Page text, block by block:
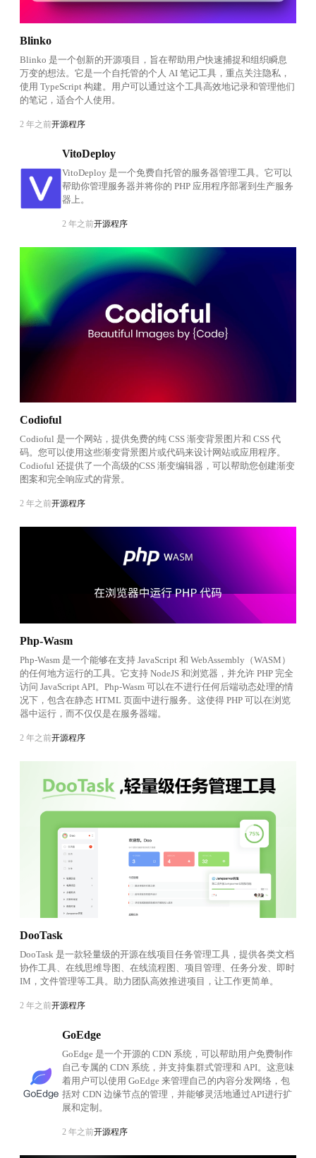
Blinko
Blinko 是一个创新的开源项目，旨在帮助用户快速捕捉和组织瞬息
万变的想法。它是一个自托管的个人 AI 笔记工具，重点关注隐私，
使用 TypeScript 构建。用户可以通过这个工具高效地记录和管理他们
的笔记，适合个人使用。
2 年之前开源程序
VitoDeploy
VitoDeploy 是一个免费自托管的服务器管理工具。它可以
帮助你管理服务器并将你的 PHP 应用程序部署到生产服务
器上。
2 年之前开源程序
Codioful
Codioful 是一个网站，提供免费的纯 CSS 渐变背景图片和 CSS 代
码。您可以使用这些渐变背景图片或代码来设计网站或应用程序。
Codioful 还提供了一个高级的CSS 渐变编辑器，可以帮助您创建渐变
图案和完全响应式的背景。
2 年之前开源程序
Php-Wasm
Php-Wasm 是一个能够在支持 JavaScript 和 WebAssembly（WASM）
的任何地方运行的工具。它支持 NodeJS 和浏览器，并允许 PHP 完全
访问 JavaScript API。Php-Wasm 可以在不进行任何后端动态处理的情
况下，包含在静态 HTML 页面中进行服务。这使得 PHP 可以在浏览
器中运行，而不仅仅是在服务器端。
2 年之前开源程序
DooTask
DooTask 是一款轻量级的开源在线项目任务管理工具，提供各类文档
协作工具、在线思维导图、在线流程图、项目管理、任务分发、即时
IM，文件管理等工具。助力团队高效推进项目，让工作更简单。
2 年之前开源程序
GoEdge
GoEdge 是一个开源的 CDN 系统，可以帮助用户免费制作
自己专属的 CDN 系统，并支持集群式管理和 API。这意味
着用户可以使用 GoEdge 来管理自己的内容分发网络，包
括对 CDN 边缘节点的管理，并能够灵活地通过API进行扩
展和定制。
2 年之前开源程序